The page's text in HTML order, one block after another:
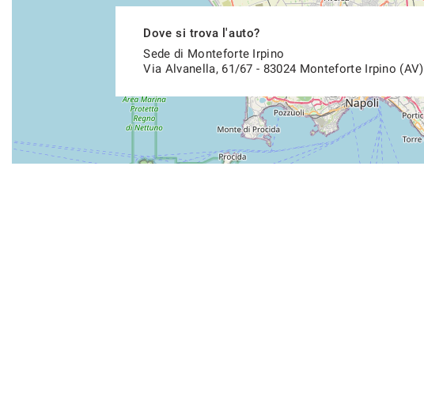
Dove si trova l'auto?
Sede di Monteforte Irpino
Via Alvanella, 61/67 - 83024 Monteforte Irpino (AV)